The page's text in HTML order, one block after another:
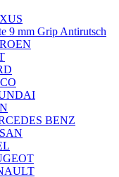
9 mm Grip Antirutsch
BENZ